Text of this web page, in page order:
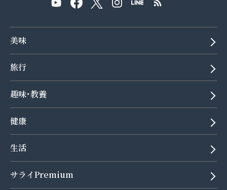
美味
旅行
趣味･教養
健康
生活
サライPremium